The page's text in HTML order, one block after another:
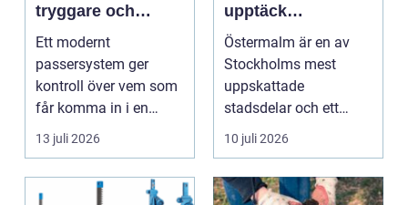
tryggare och
smidigare tillträde
Ett modernt
passersystem ger
kontroll över vem som
får komma in i en
byggnad, när de får
komma in oc...
13 juli 2026
upptäck
matupplevelser i
en av Stockholms
mest attraktiva
stadsdelar
Östermalm är en av
Stockholms mest
uppskattade
stadsdelar och ett
självklart val f&ou...
10 juli 2026